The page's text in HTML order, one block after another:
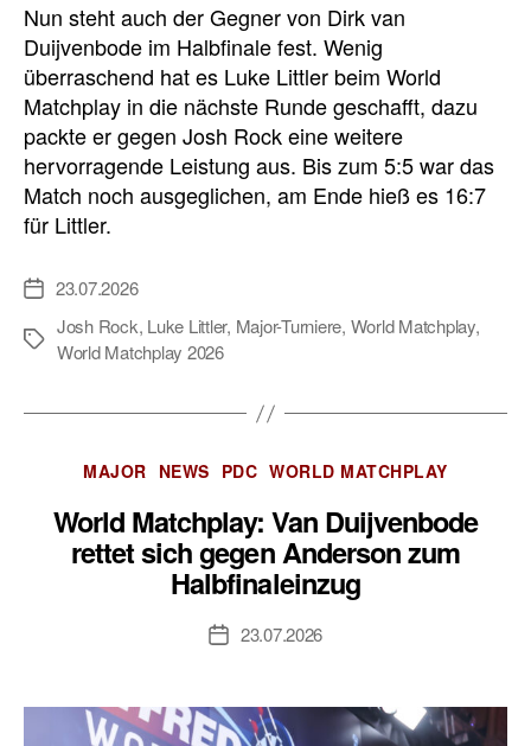
Nun steht auch der Gegner von Dirk van
Duijvenbode im Halbfinale fest. Wenig
überraschend hat es Luke Littler beim World
Matchplay in die nächste Runde geschafft, dazu
packte er gegen Josh Rock eine weitere
hervorragende Leistung aus. Bis zum 5:5 war das
Match noch ausgeglichen, am Ende hieß es 16:7
für Littler.
Veröffentlichungsdatum
23.07.2026
Schlagwörter
Josh Rock, Luke Littler, Major-Turniere, World Matchplay,
World Matchplay 2026
Kategorien
MAJOR NEWS PDC WORLD MATCHPLAY
World Matchplay: Van Duijvenbode
rettet sich gegen Anderson zum
Halbfinaleinzug
Veröffentlichungsdatum
23.07.2026